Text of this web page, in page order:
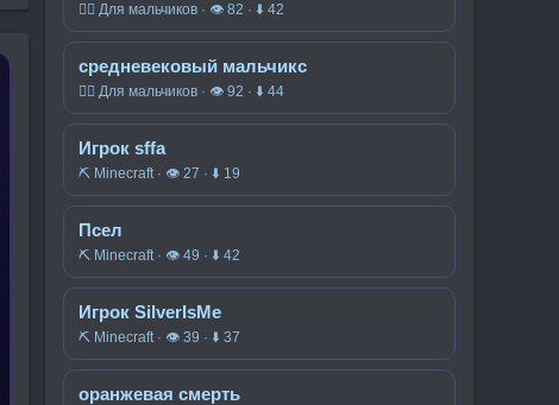
🧍‍♂️ Для мальчиков · 👁 82 · ⬇ 42
средневековый мальчикс
🧍‍♂️ Для мальчиков · 👁 92 · ⬇ 44
Игрок sffa
⛏️ Minecraft · 👁 27 · ⬇ 19
Псел
⛏️ Minecraft · 👁 49 · ⬇ 42
Игрок SilverIsMe
⛏️ Minecraft · 👁 39 · ⬇ 37
оранжевая смерть